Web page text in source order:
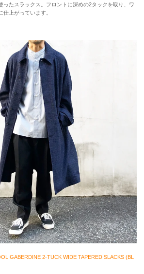
ったスラックス。フロントに深めの2タックを取り、ワ
仕上がっています。
GABERDINE 2-TUCK WIDE TAPERED SLACKS (BL